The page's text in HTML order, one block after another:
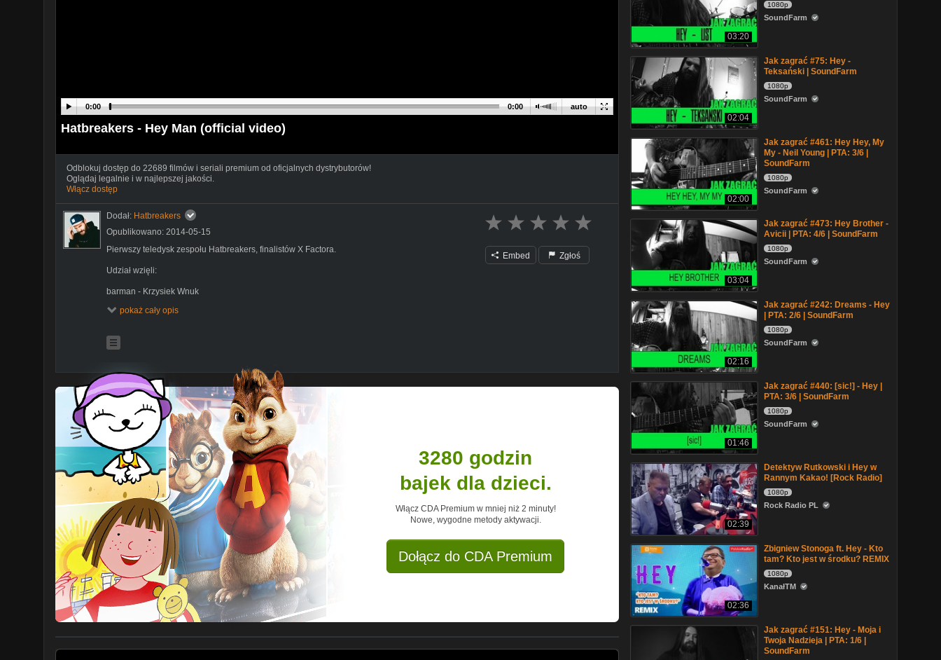
auto
0:00 0:00
Hatbreakers - Hey Man (official video)
Odblokuj dostęp do 22689 filmów i seriali premium od oficjalnych dystrybutorów!
Oglądaj legalnie i w najlepszej jakości.
Włącz dostęp
Dodał: Hatbreakers
Opublikowano: 2014-05-15
Pierwszy teledysk zespołu Hatbreakers, finalistów X Factora.
Udział wzięli:
barman - Krzysiek Wnuk
ratownicy - Cesare Candido, Hubert Gnojek
"Majster" Sarapata
Zasempa, Małgorzata Mistat, Ryszard Dańda, Tomasz Wójcik, Jakub Grzybowski, Konrad
Waszkiewicz.
scenariusz i reżyseria - Marcin Litewka
zdjęcia - Łukasz Majewski
scenografia - Piotrek "Jasiu" Przeniesławski
światło - Przemek Sosnowski
charakteryzacja - Paulina Brzostowska, Renata Dąbek, Basia Kras, Kinia Litewka
montaż i efekty specjalne - Marcin Litewka
tracking i modelowanie 3D - Marcin Malewski
korekcja barwna - Tomek "Pozzie" Poznański
postprodukcja dźwięku - Paweł Kurasiewicz
rekwizyty - Marcin Litewska
zdjęcia z planu - Anna Pietrzyk, Ela Kuklińska
dokumentacja filmowa - Michał Grzywacz
sprzęt oświetleniowy - GAFFERS s.j., Paweł Pałczyński
obsługa planu - DAUL, Jacek Jastrzębski
wóz charakteryzatorski - ABOUT IMAGE, Bartek Seidel
lokacja - Klub Fabryka, Kraków, ul. Zabłocie 23
specjalne podziękowania dla osób, które pomagały w powstaniu teledysku:
Jarosław Potasz, Renata Słoń, Bartek Schejbal, Grzesiek Popczyk, Paweł Pałczyński, Jacek
Jastrzębski, Bartek Seidel, Ania Abłamowicz, Piotr Koralewski.
Marcin Litewka
pokaż cały opis
Embed Zgłoś
3280 godzin
bajek dla dzieci.
Włącz CDA Premium w mniej niż 2 minuty!
Nowe, wygodne metody aktywacji.
Dołącz do CDA Premium
03:20
1080p
SoundFarm
02:04
Jak zagrać #75: Hey -
Teksański | SoundFarm
1080p
SoundFarm
02:00
Jak zagrać #461: Hey Hey, My
My - Neil Young | PTA: 3/6 |
SoundFarm
1080p
SoundFarm
03:04
Jak zagrać #473: Hey Brother -
Avicii | PTA: 4/6 | SoundFarm
1080p
SoundFarm
02:16
Jak zagrać #242: Dreams - Hey
| PTA: 2/6 | SoundFarm
1080p
SoundFarm
01:46
Jak zagrać #440: [sic!] - Hey |
PTA: 3/6 | SoundFarm
1080p
SoundFarm
02:39
Detektyw Rutkowski i Hey w
Rannym Kakao! [Rock Radio]
1080p
Rock Radio PL
02:36
Zbigniew Stonoga ft. Hey - Kto
tam? Kto jest w środku? REMIX
1080p
KanałTM
Jak zagrać #151: Hey - Moja i
Twoja Nadzieja | PTA: 1/6 |
SoundFarm